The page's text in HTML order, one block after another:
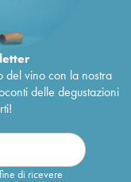
del vino con la nostra
delle degustazioni
di ricevere